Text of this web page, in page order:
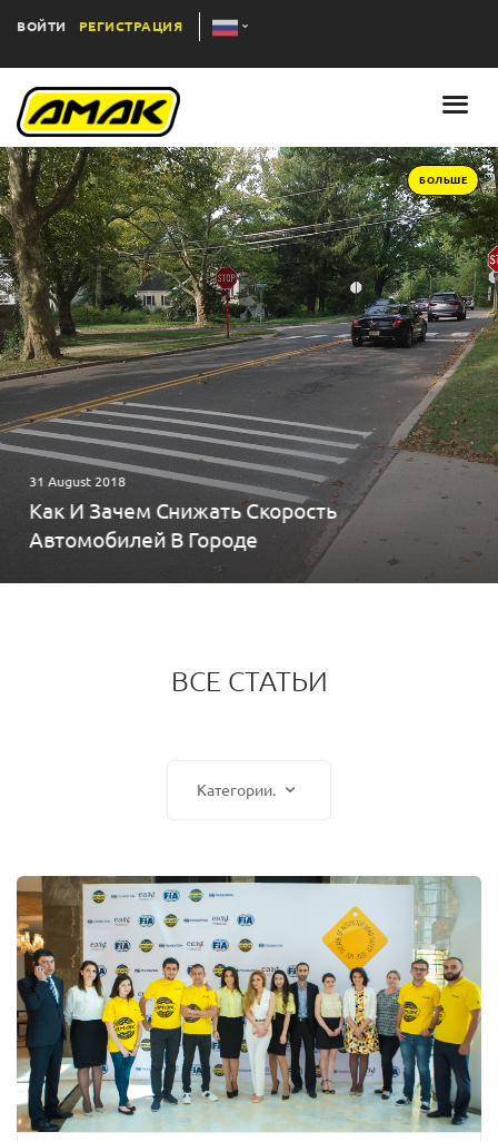
ВОЙТИ РЕГИСТРАЦИЯ
БОЛЬШЕ
31 August 2018
Как И Зачем Снижать Скорость
Автомобилей В Городе
ВСЕ СТАТЬИ
Категории.